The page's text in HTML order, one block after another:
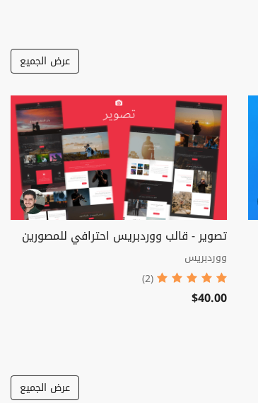
عرض الجميع
تصوير - قالب ووردبريس احترافي للمصورين
ووردبريس
(2)
$40.00
عرض الجميع